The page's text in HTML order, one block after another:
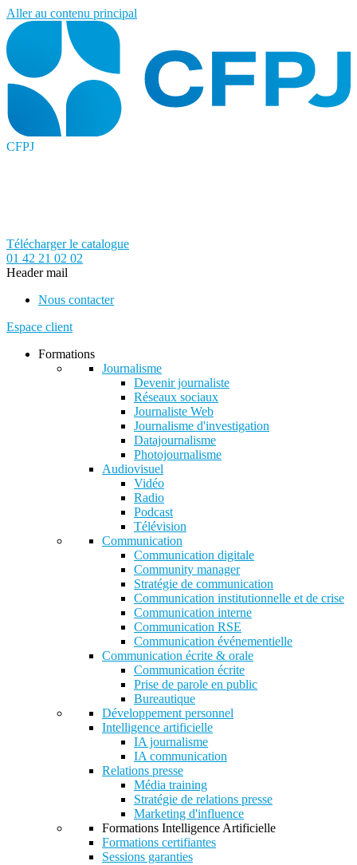
Aller au contenu principal
CFPJ
Télécharger le catalogue
01 42 21 02 02
Header mail
Nous contacter
Espace client
Formations
Journalisme
Devenir journaliste
Réseaux sociaux
Journaliste Web
Journalisme d'investigation
Datajournalisme
Photojournalisme
Audiovisuel
Vidéo
Radio
Podcast
Télévision
Communication
Communication digitale
Community manager
Stratégie de communication
Communication institutionnelle et de crise
Communication interne
Communication RSE
Communication événementielle
Communication écrite & orale
Communication écrite
Prise de parole en public
Bureautique
Développement personnel
Intelligence artificielle
IA journalisme
IA communication
Relations presse
Média training
Stratégie de relations presse
Marketing d'influence
Formations Intelligence Artificielle
Formations certifiantes
Sessions garanties